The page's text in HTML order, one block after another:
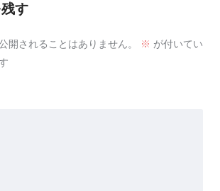
す
開されることはありません。 ※ が付いてい